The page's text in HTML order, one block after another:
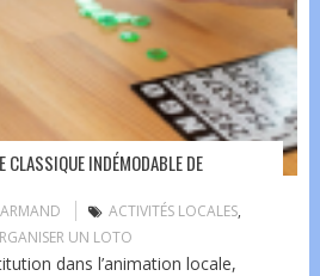
CLASSIQUE INDÉMODABLE DE
ARMAND ACTIVITÉS LOCALES,
UN LOTO
dans l’animation locale,